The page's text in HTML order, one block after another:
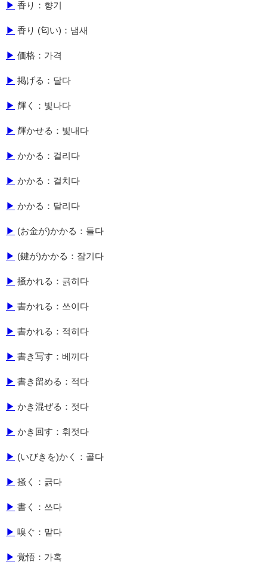
▶ 香り：향기
▶ 香り (匂い)：냄새
▶ 価格：가격
▶ 掲げる：달다
▶ 輝く：빛나다
▶ 輝かせる：빛내다
▶ かかる：걸리다
▶ かかる：걸치다
▶ かかる：달리다
▶ (お金が)かかる：들다
▶ (鍵が)かかる：잠기다
▶ 掻かれる：긁히다
▶ 書かれる：쓰이다
▶ 書かれる：적히다
▶ 書き写す：베끼다
▶ 書き留める：적다
▶ かき混ぜる：젓다
▶ かき回す：휘젓다
▶ (いびきを)かく：골다
▶ 掻く：긁다
▶ 書く：쓰다
▶ 嗅ぐ：맡다
▶ 覚悟：가혹